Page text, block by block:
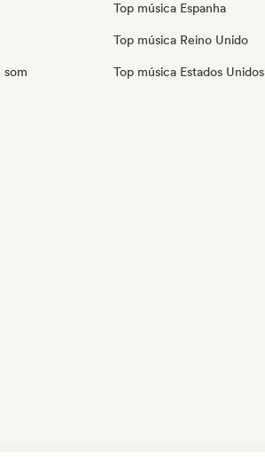
som
Top música Espanha
Top música Reino Unido
Top música Estados Unidos